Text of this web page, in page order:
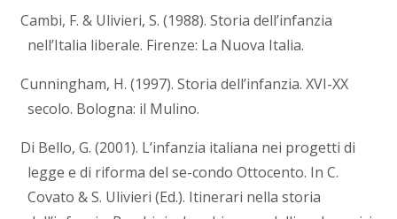
Cambi, F. & Ulivieri, S. (1988). Storia dell’infanzia
nell’Italia liberale. Firenze: La Nuova Italia.
Cunningham, H. (1997). Storia dell’infanzia. XVI-XX
secolo. Bologna: il Mulino.
Di Bello, G. (2001). L’infanzia italiana nei progetti di
legge e di riforma del se-condo Ottocento. In C.
Covato & S. Ulivieri (Ed.). Itinerari nella storia